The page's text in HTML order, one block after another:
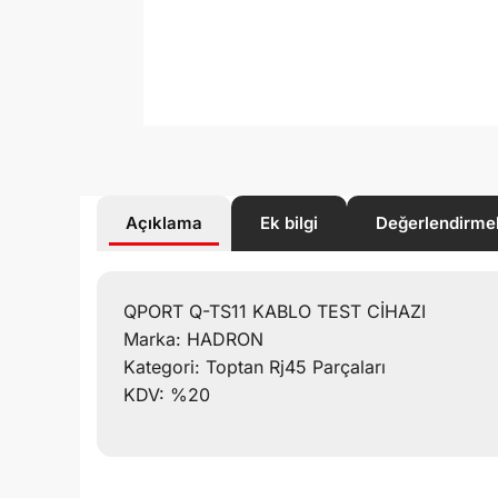
Açıklama Ek bilgi
QPORT Q-TS11 KABLO TEST CİHAZI
Marka: HADRON
Kategori: Toptan Rj45 Parçaları
KDV: %20